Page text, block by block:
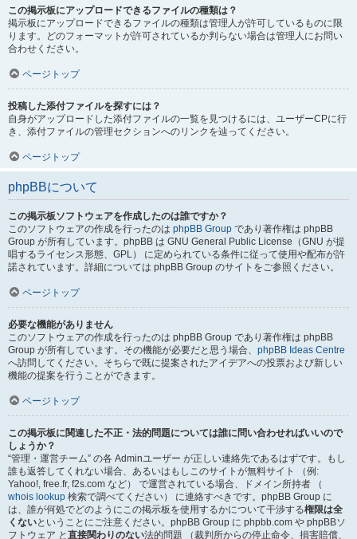
この掲示板にアップロードできるファイルの種類は？
掲示板にアップロードできるファイルの種類は管理人が許可しているものに限
ります。どのフォーマットが許可されているか判らない場合は管理人にお問い
合わせください。
ページトップ
投稿した添付ファイルを探すには？
自身がアップロードした添付ファイルの一覧を見つけるには、ユーザーCPに行
き、添付ファイルの管理セクションへのリンクを辿ってください。
ページトップ
phpBBについて
この掲示板ソフトウェアを作成したのは誰ですか？
このソフトウェアの作成を行ったのは phpBB Group であり著作権は phpBB
Group が所有しています。phpBB は GNU General Public License（GNU が提
唱するライセンス形態、GPL） に定められている条件に従って使用や配布が許
諾されています。詳細については phpBB Group のサイトをご参照ください。
ページトップ
必要な機能がありません
このソフトウェアの作成を行ったのは phpBB Group であり著作権は phpBB
Group が所有しています。その機能が必要だと思う場合、 phpBB Ideas Centre
へ訪問してください。そちらで既に提案されたアイデアへの投票および新しい
機能の提案を行うことができます。
ページトップ
この掲示板に関連した不正・法的問題については誰に問い合わせればいいので
しょうか？
“管理・運営チーム” の各 Adminユーザー が正しい連絡先であるはずです。もし
誰も返答してくれない場合、あるいはもしこのサイトが無料サイト （例:
Yahoo!, free.fr, f2s.com など） で運営されている場合、ドメイン所持者 （
whois lookup 検索で調べてください） に連絡すべきです。phpBB Group に
は、誰が何処でどのようにこの掲示板を使用するかについて干渉する権限は全
くないということにご注意ください。phpBB Group に phpbb.com や phpBBソ
フトウェア と 直接関わりのない法的問題 （裁判所からの停止命令、損害賠償、